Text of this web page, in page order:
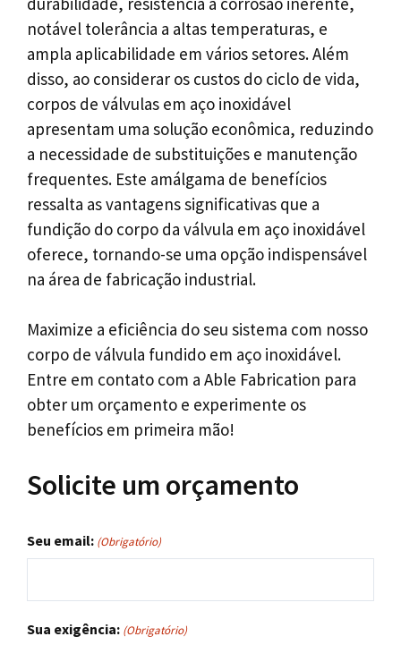
notável tolerância a altas temperaturas, e
ampla aplicabilidade em vários setores. Além
disso, ao considerar os custos do ciclo de vida,
corpos de válvulas em aço inoxidável
apresentam uma solução econômica, reduzindo
a necessidade de substituições e manutenção
frequentes. Este amálgama de benefícios
ressalta as vantagens significativas que a
fundição do corpo da válvula em aço inoxidável
oferece, tornando-se uma opção indispensável
na área de fabricação industrial.
Maximize a eficiência do seu sistema com nosso
corpo de válvula fundido em aço inoxidável.
Entre em contato com a Able Fabrication para
obter um orçamento e experimente os
benefícios em primeira mão!
Solicite um orçamento
Seu email: (Obrigatório)
Sua exigência: (Obrigatório)